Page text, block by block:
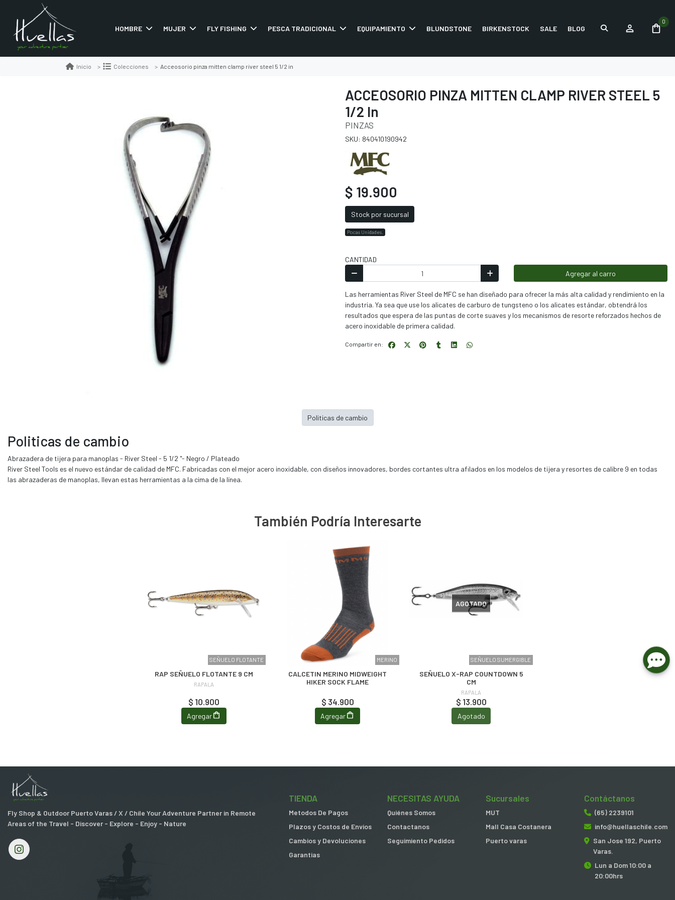
HOMBRE MUJER FLY FISHING PESCA TRADICIONAL EQUIPAMIENTO BLUNDSTONE BIRKENSTOCK SALE BLOG
0
Inicio Colecciones Acceosorio pinza mitten clamp river steel 5 1/2 in
ACCEOSORIO PINZA MITTEN CLAMP RIVER STEEL 5
1/2 In
PINZAS
SKU: 840410190942
$ 19.900
Stock por sucursal
Pocas Unidades.
CANTIDAD
Agregar al carro
Las herramientas River Steel de MFC se han diseñado para ofrecer la más alta calidad y rendimiento en la
industria. Ya sea que use los alicates de carburo de tungsteno o los alicates estándar, obtendrá los
resultados que espera de las puntas de corte suaves y los mecanismos de resorte reforzados hechos de
acero inoxidable de primera calidad.
Compartir en:
Politicas de cambio
Abrazadera de tijera para manoplas - River Steel - 5 1/2 "- Negro / Plateado
River Steel Tools es el nuevo estándar de calidad de MFC. Fabricadas con el mejor acero inoxidable, con diseños innovadores, bordes cortantes ultra afilados en los modelos de tijera y resortes de calibre 9 en todas
las abrazaderas de manoplas, llevan estas herramientas a la cima de la línea.
Politicas de cambio
También Podría Interesarte
SEÑUELO FLOTANTE
RAP SEÑUELO FLOTANTE 9 CM
RAPALA
$ 10.900
Agregar
MERINO
CALCETIN MERINO MIDWEIGHT
HIKER SOCK FLAME
$ 34.900
Agregar
SEÑUELO SUMERGIBLE
AGOTADO
SEÑUELO X-RAP COUNTDOWN 5
CM
RAPALA
$ 13.900
Agotado
Fly Shop & Outdoor Puerto Varas / X / Chile Your Adventure Partner in Remote
Areas of the Travel - Discover - Explore - Enjoy - Nature
TIENDA
Metodos De Pagos
Plazos y Costos de Envios
Cambios y Devoluciones
Garantias
NECESITAS AYUDA
Quiénes Somos
Contactanos
Seguimiento Pedidos
Sucursales
MUT
Mall Casa Costanera
Puerto varas
Contáctanos
(65) 2239101
info@huellaschile.com
San Jose 192, Puerto
Varas.
Lun a Dom 10:00 a
20:00hrs